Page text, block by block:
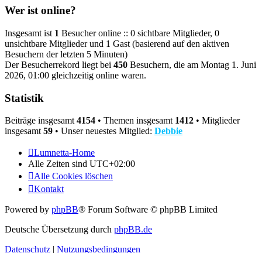
Wer ist online?
Insgesamt ist 1 Besucher online :: 0 sichtbare Mitglieder, 0
unsichtbare Mitglieder und 1 Gast (basierend auf den aktiven
Besuchern der letzten 5 Minuten)
Der Besucherrekord liegt bei 450 Besuchern, die am Montag 1. Juni
2026, 01:00 gleichzeitig online waren.
Statistik
Beiträge insgesamt 4154 • Themen insgesamt 1412 • Mitglieder
insgesamt 59 • Unser neuestes Mitglied: Debbie
Lumnetta-Home
Alle Zeiten sind UTC+02:00
Alle Cookies löschen
Kontakt
Powered by phpBB® Forum Software © phpBB Limited
Deutsche Übersetzung durch phpBB.de
Datenschutz | Nutzungsbedingungen